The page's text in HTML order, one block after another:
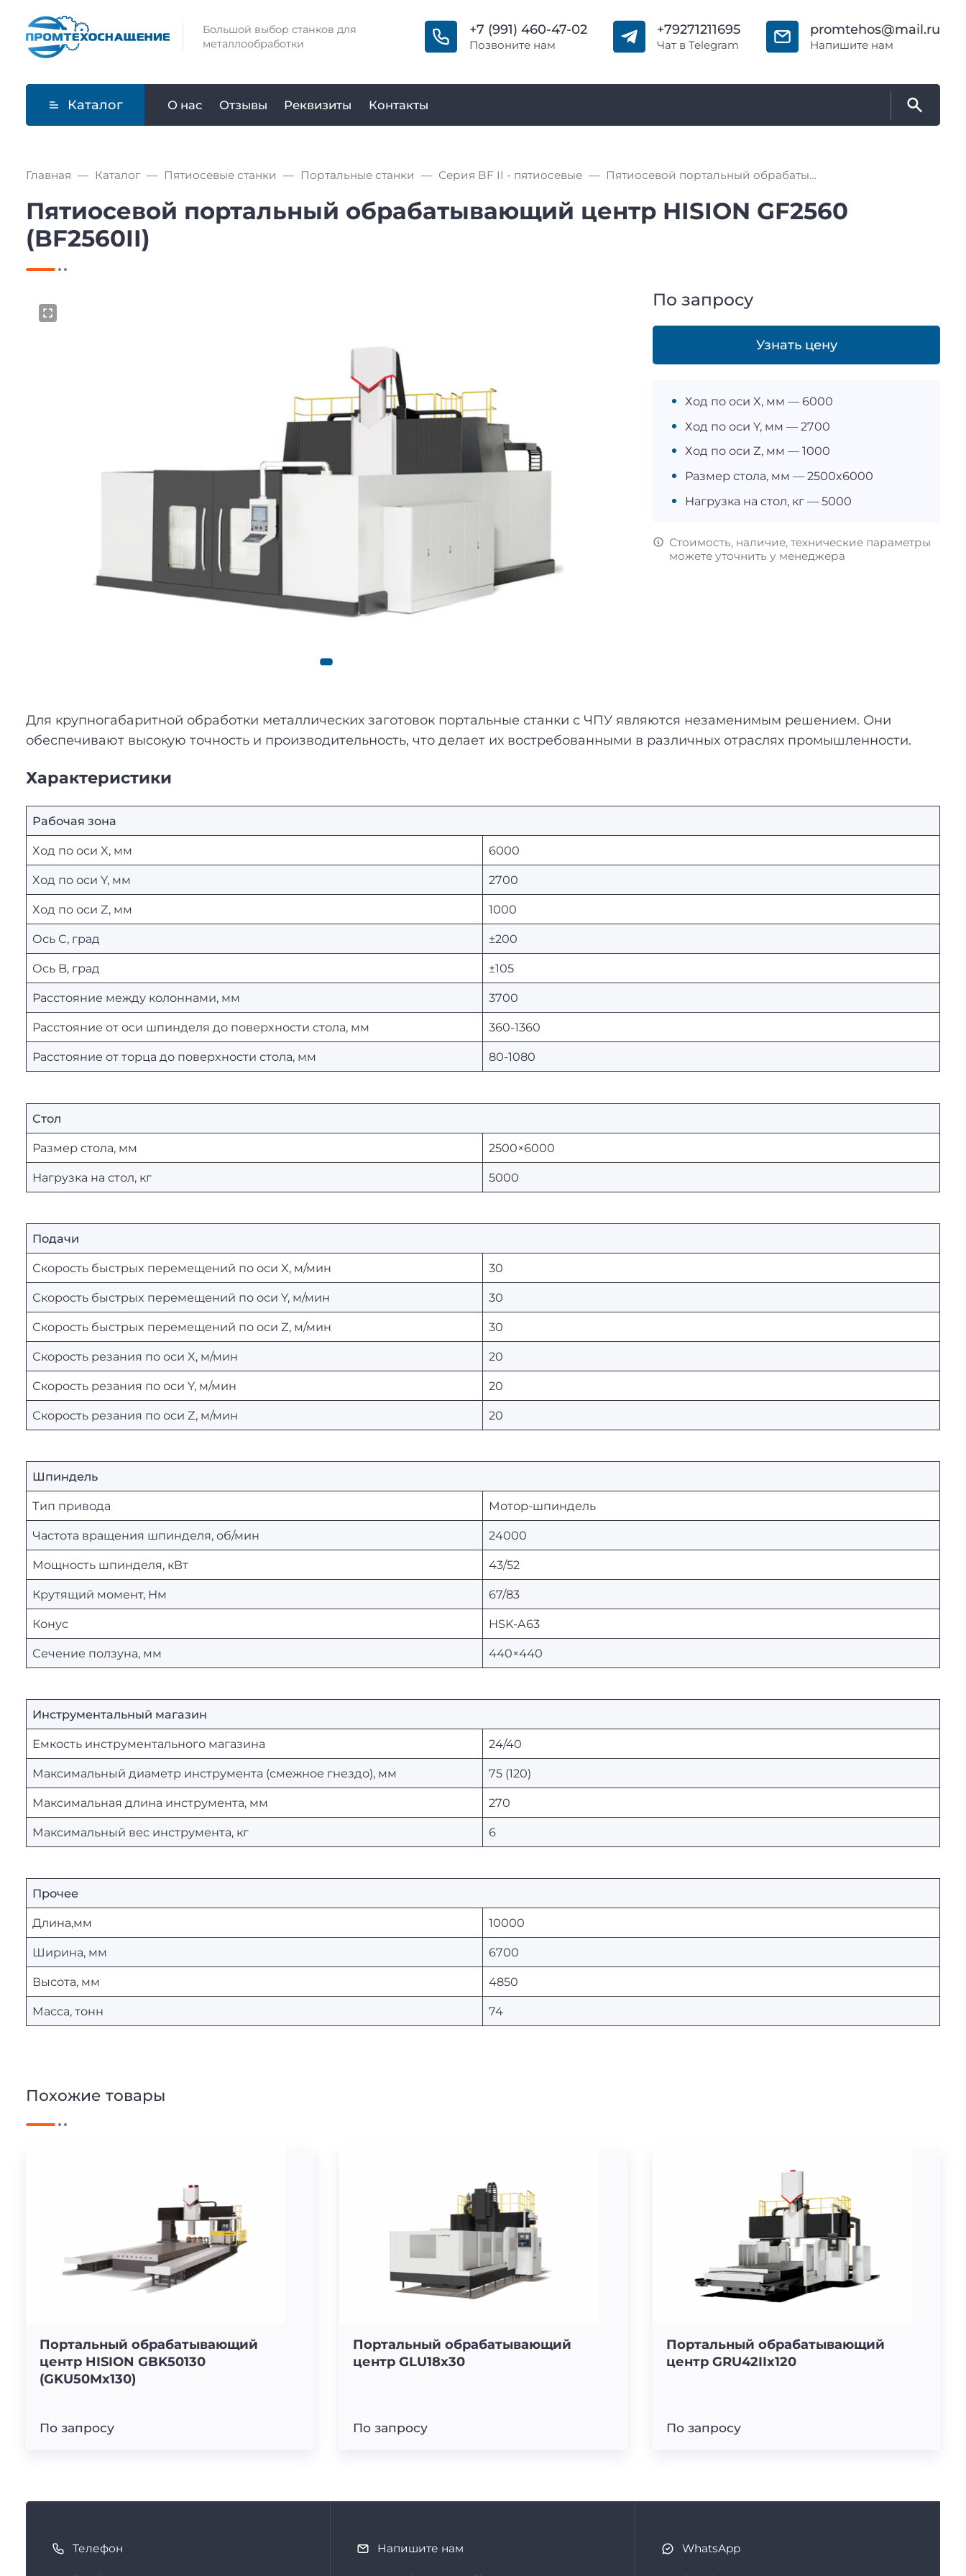
Большой выбор станков для
металлообработки
+7 (991) 460-47-02
Позвоните нам
+79271211695
Чат в Telegram
promtehos@mail.ru
Напишите нам
Каталог О нас Отзывы Реквизиты Контакты
Главная Каталог Пятиосевые станки Портальные станки Серия BF II - пятиосевые Пятиосевой портальный обрабатывающий центр HISION GF2560 (BF2560II)
Пятиосевой портальный обрабатывающий центр HISION GF2560
(BF2560II)
По запросу
Узнать цену
Ход по оси X, мм — 6000
Ход по оси Y, мм — 2700
Ход по оси Z, мм — 1000
Размер стола, мм — 2500x6000
Нагрузка на стол, кг — 5000
Стоимость, наличие, технические параметры
можете уточнить у менеджера
Для крупногабаритной обработки металлических заготовок портальные станки с ЧПУ являются незаменимым решением. Они
обеспечивают высокую точность и производительность, что делает их востребованными в различных отраслях промышленности.
Характеристики
Рабочая зона
Ход по оси X, мм 6000
Ход по оси Y, мм 2700
Ход по оси Z, мм 1000
Ось C, град ±200
Ось B, град ±105
Расстояние между колоннами, мм 3700
Расстояние от оси шпинделя до поверхности стола, мм 360-1360
Расстояние от торца до поверхности стола, мм 80-1080
Стол
Размер стола, мм 2500×6000
Нагрузка на стол, кг 5000
Подачи
Скорость быстрых перемещений по оси X, м/мин 30
Скорость быстрых перемещений по оси Y, м/мин 30
Скорость быстрых перемещений по оси Z, м/мин 30
Скорость резания по оси X, м/мин 20
Скорость резания по оси Y, м/мин 20
Скорость резания по оси Z, м/мин 20
Шпиндель
Тип привода Мотор-шпиндель
Частота вращения шпинделя, об/мин 24000
Мощность шпинделя, кВт 43/52
Крутящий момент, Нм 67/83
Конус HSK-A63
Сечение ползуна, мм 440×440
Инструментальный магазин
Емкость инструментального магазина 24/40
Максимальный диаметр инструмента (смежное гнездо), мм 75 (120)
Максимальная длина инструмента, мм 270
Максимальный вес инструмента, кг 6
Прочее
Длина,мм 10000
Ширина, мм 6700
Высота, мм 4850
Масса, тонн 74
Похожие товары
Портальный обрабатывающий
центр HISION GBK50130
(GKU50Mx130)
По запросу
Портальный обрабатывающий
центр GLU18x30
По запросу
Портальный обрабатывающий
центр GRU42IIx120
По запросу
Телефон Напишите нам WhatsApp